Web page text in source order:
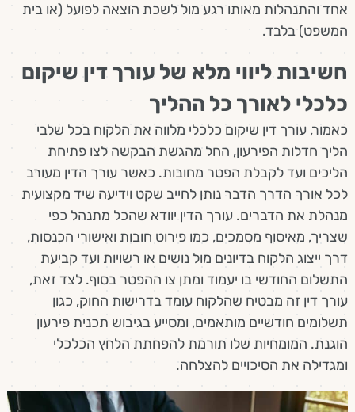
אחד והתנהלות מאותו רגע מול לשכת הוצאה לפועל (או בית
המשפט) בלבד.
חשיבות ליווי מלא של עורך דין שיקום
כלכלי לאורך כל ההליך
כאמור, עורך דין שיקום כלכלי מלווה את הלקוח בכל שלבי
הליך חדלות הפירעון, החל מהגשת הבקשה לצו פתיחת
הליכים ועד לקבלת הפטר מחובות. כאשר עורך הדין מעורב
לכל אורך הדרך הדבר נותן לחייב שקט וידיעה שיד מקצועית
מנהלת את הדברים. עורך הדין יוודא שהכל מתנהל כפי
שצריך, מאיסוף מסמכים, כמו פירוט חובות ואישורי הכנסות,
דרך ייצוג הלקוח בדיונים מול נושים או רשויות ועד קביעת
התשלום החודשי בו יעמוד ומתן צו ההפטר בסוף. לצד זאת,
עורך דין זה מבטיח שהלקוח עומד בדרישות החוק, כגון
תשלומים חודשיים מותאמים, ומסייע בגיבוש תכנית פירעון
הוגנת. המומחיות שלו תורמת להפחתת הלחץ הכלכלי
ומגדילה את הסיכויים להצלחה.